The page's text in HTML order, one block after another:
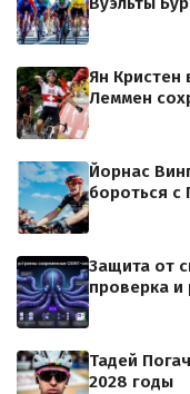
Ян Кристен
Леммен
Йорнас
бороться с
Защита от
проверка и
Тадей
2028 годы